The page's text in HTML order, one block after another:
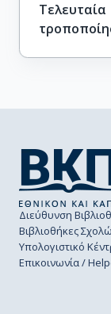
Τελευταία
Διεύθυνση
Βιβλιοθήκες
Υπολογιστικό
Επικοινωνία /